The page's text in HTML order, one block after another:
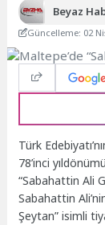
Beyaz
Güncelleme: 02
Türk
78’inci
“Sabahattin Ali
Sabahattin
Şeytan” isimli